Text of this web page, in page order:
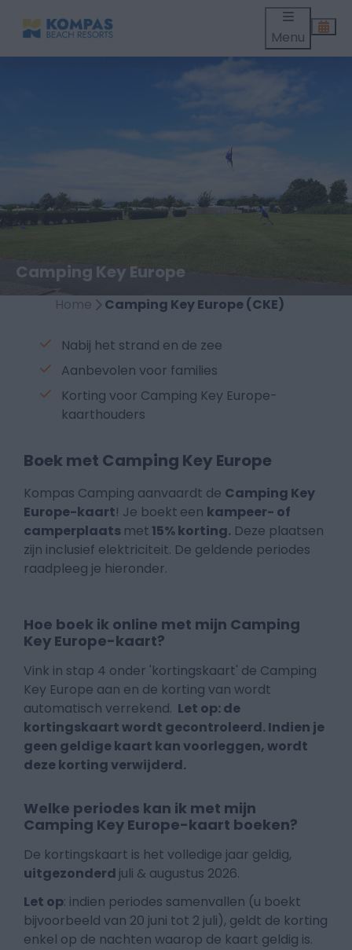
Menu
Camping Key Europe
Home Camping Key Europe (CKE)
Nabij het strand en de zee
Aanbevolen voor families
Korting voor Camping Key Europe-
kaarthouders
Boek met Camping Key Europe
Kompas Camping aanvaardt de Camping Key
Europe-kaart! Je boekt een kampeer- of
camperplaats met 15% korting. Deze plaatsen
zijn inclusief elektriciteit. De geldende periodes
raadpleeg je hieronder.
Hoe boek ik online met mijn Camping
Key Europe-kaart?
Vink in stap 4 onder 'kortingskaart' de Camping
Key Europe aan en de korting van wordt
automatisch verrekend. Let op: de
kortingskaart wordt gecontroleerd. Indien je
geen geldige kaart kan voorleggen, wordt
deze korting verwijderd.
Welke periodes kan ik met mijn
Camping Key Europe-kaart boeken?
De kortingskaart is het volledige jaar geldig,
uitgezonderd juli & augustus 2026.
Let op: indien periodes samenvallen (u boekt
bijvoorbeeld van 20 juni tot 2 juli), geldt de korting
enkel op de nachten waarop de kaart geldig is.